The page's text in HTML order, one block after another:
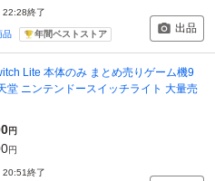
22:28終了
品 年間ベストストア 出品
Lite 本体のみ まとめ売りゲーム機9
堂 ニンテンドースイッチライト 大量売
円
円
20:51終了